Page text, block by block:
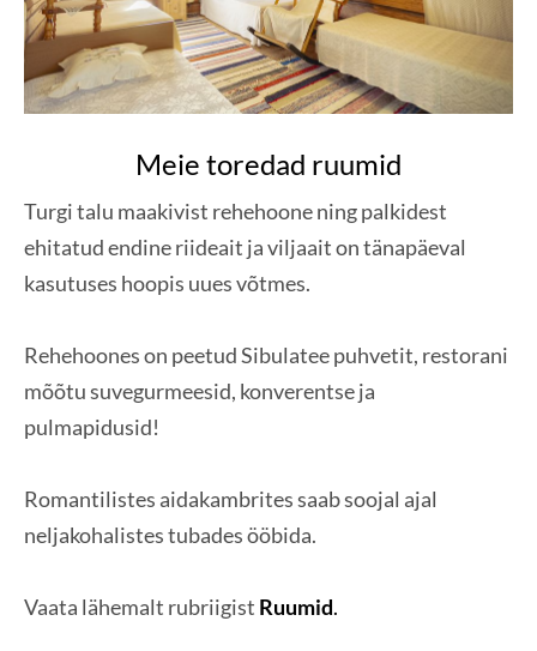
Meie toredad ruumid
Turgi talu maakivist rehehoone ning palkidest
ehitatud endine riideait ja viljaait on tänapäeval
kasutuses hoopis uues võtmes.
Rehehoones on peetud Sibulatee puhvetit, restorani
mõõtu suvegurmeesid, konverentse ja
pulmapidusid!
Romantilistes aidakambrites saab soojal ajal
neljakohalistes tubades ööbida.
Vaata lähemalt rubriigist Ruumid.